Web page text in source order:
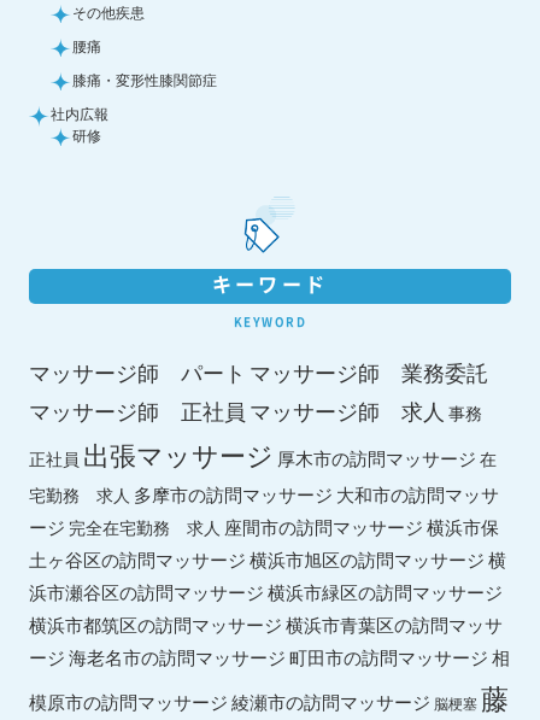
その他疾患
腰痛
膝痛・変形性膝関節症
社内広報
研修
キーワード
KEYWORD
マッサージ師 パート マッサージ師 業務委託
マッサージ師 正社員 マッサージ師 求人 事務
正社員 出張マッサージ 厚木市の訪問マッサージ 在
宅勤務 求人 多摩市の訪問マッサージ 大和市の訪問マッサ
ージ 完全在宅勤務 求人 座間市の訪問マッサージ横浜市保
土ヶ谷区の訪問マッサージ横浜市旭区の訪問マッサージ横
浜市瀬谷区の訪問マッサージ横浜市緑区の訪問マッサージ
横浜市都筑区の訪問マッサージ横浜市青葉区の訪問マッサ
ージ海老名市の訪問マッサージ町田市の訪問マッサージ相
模原市の訪問マッサージ綾瀬市の訪問マッサージ 脳梗塞藤